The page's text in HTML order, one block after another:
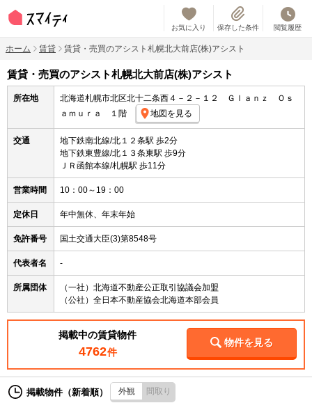
お気に入り 保存した条件 閲覧履歴
ホーム 賃貸 賃貸・売買のアシスト札幌北大前店(株)アシスト
賃貸・売買のアシスト札幌北大前店(株)アシスト
所在地
北海道札幌市北区北十二条西４－２－１２ Ｇｌａｎｚ Ｏｓ
ａｍｕｒａ １階
地図を見る
交通
地下鉄南北線/北１２条駅 歩2分
地下鉄東豊線/北１３条東駅 歩9分
ＪＲ函館本線/札幌駅 歩11分
営業時間 10：00～19：00
定休日 年中無休、年末年始
免許番号 国土交通大臣(3)第8548号
代表者名 -
所属団体
（一社）北海道不動産公正取引協議会加盟
（公社）全日本不動産協会北海道本部会員
掲載中の賃貸物件
4762件
物件を見る
外観 間取り
掲載物件（新着順）